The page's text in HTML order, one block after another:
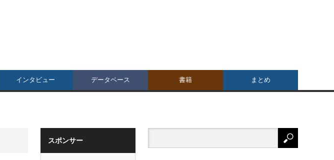
インタビュー データベース 書籍 まとめ
スポンサー